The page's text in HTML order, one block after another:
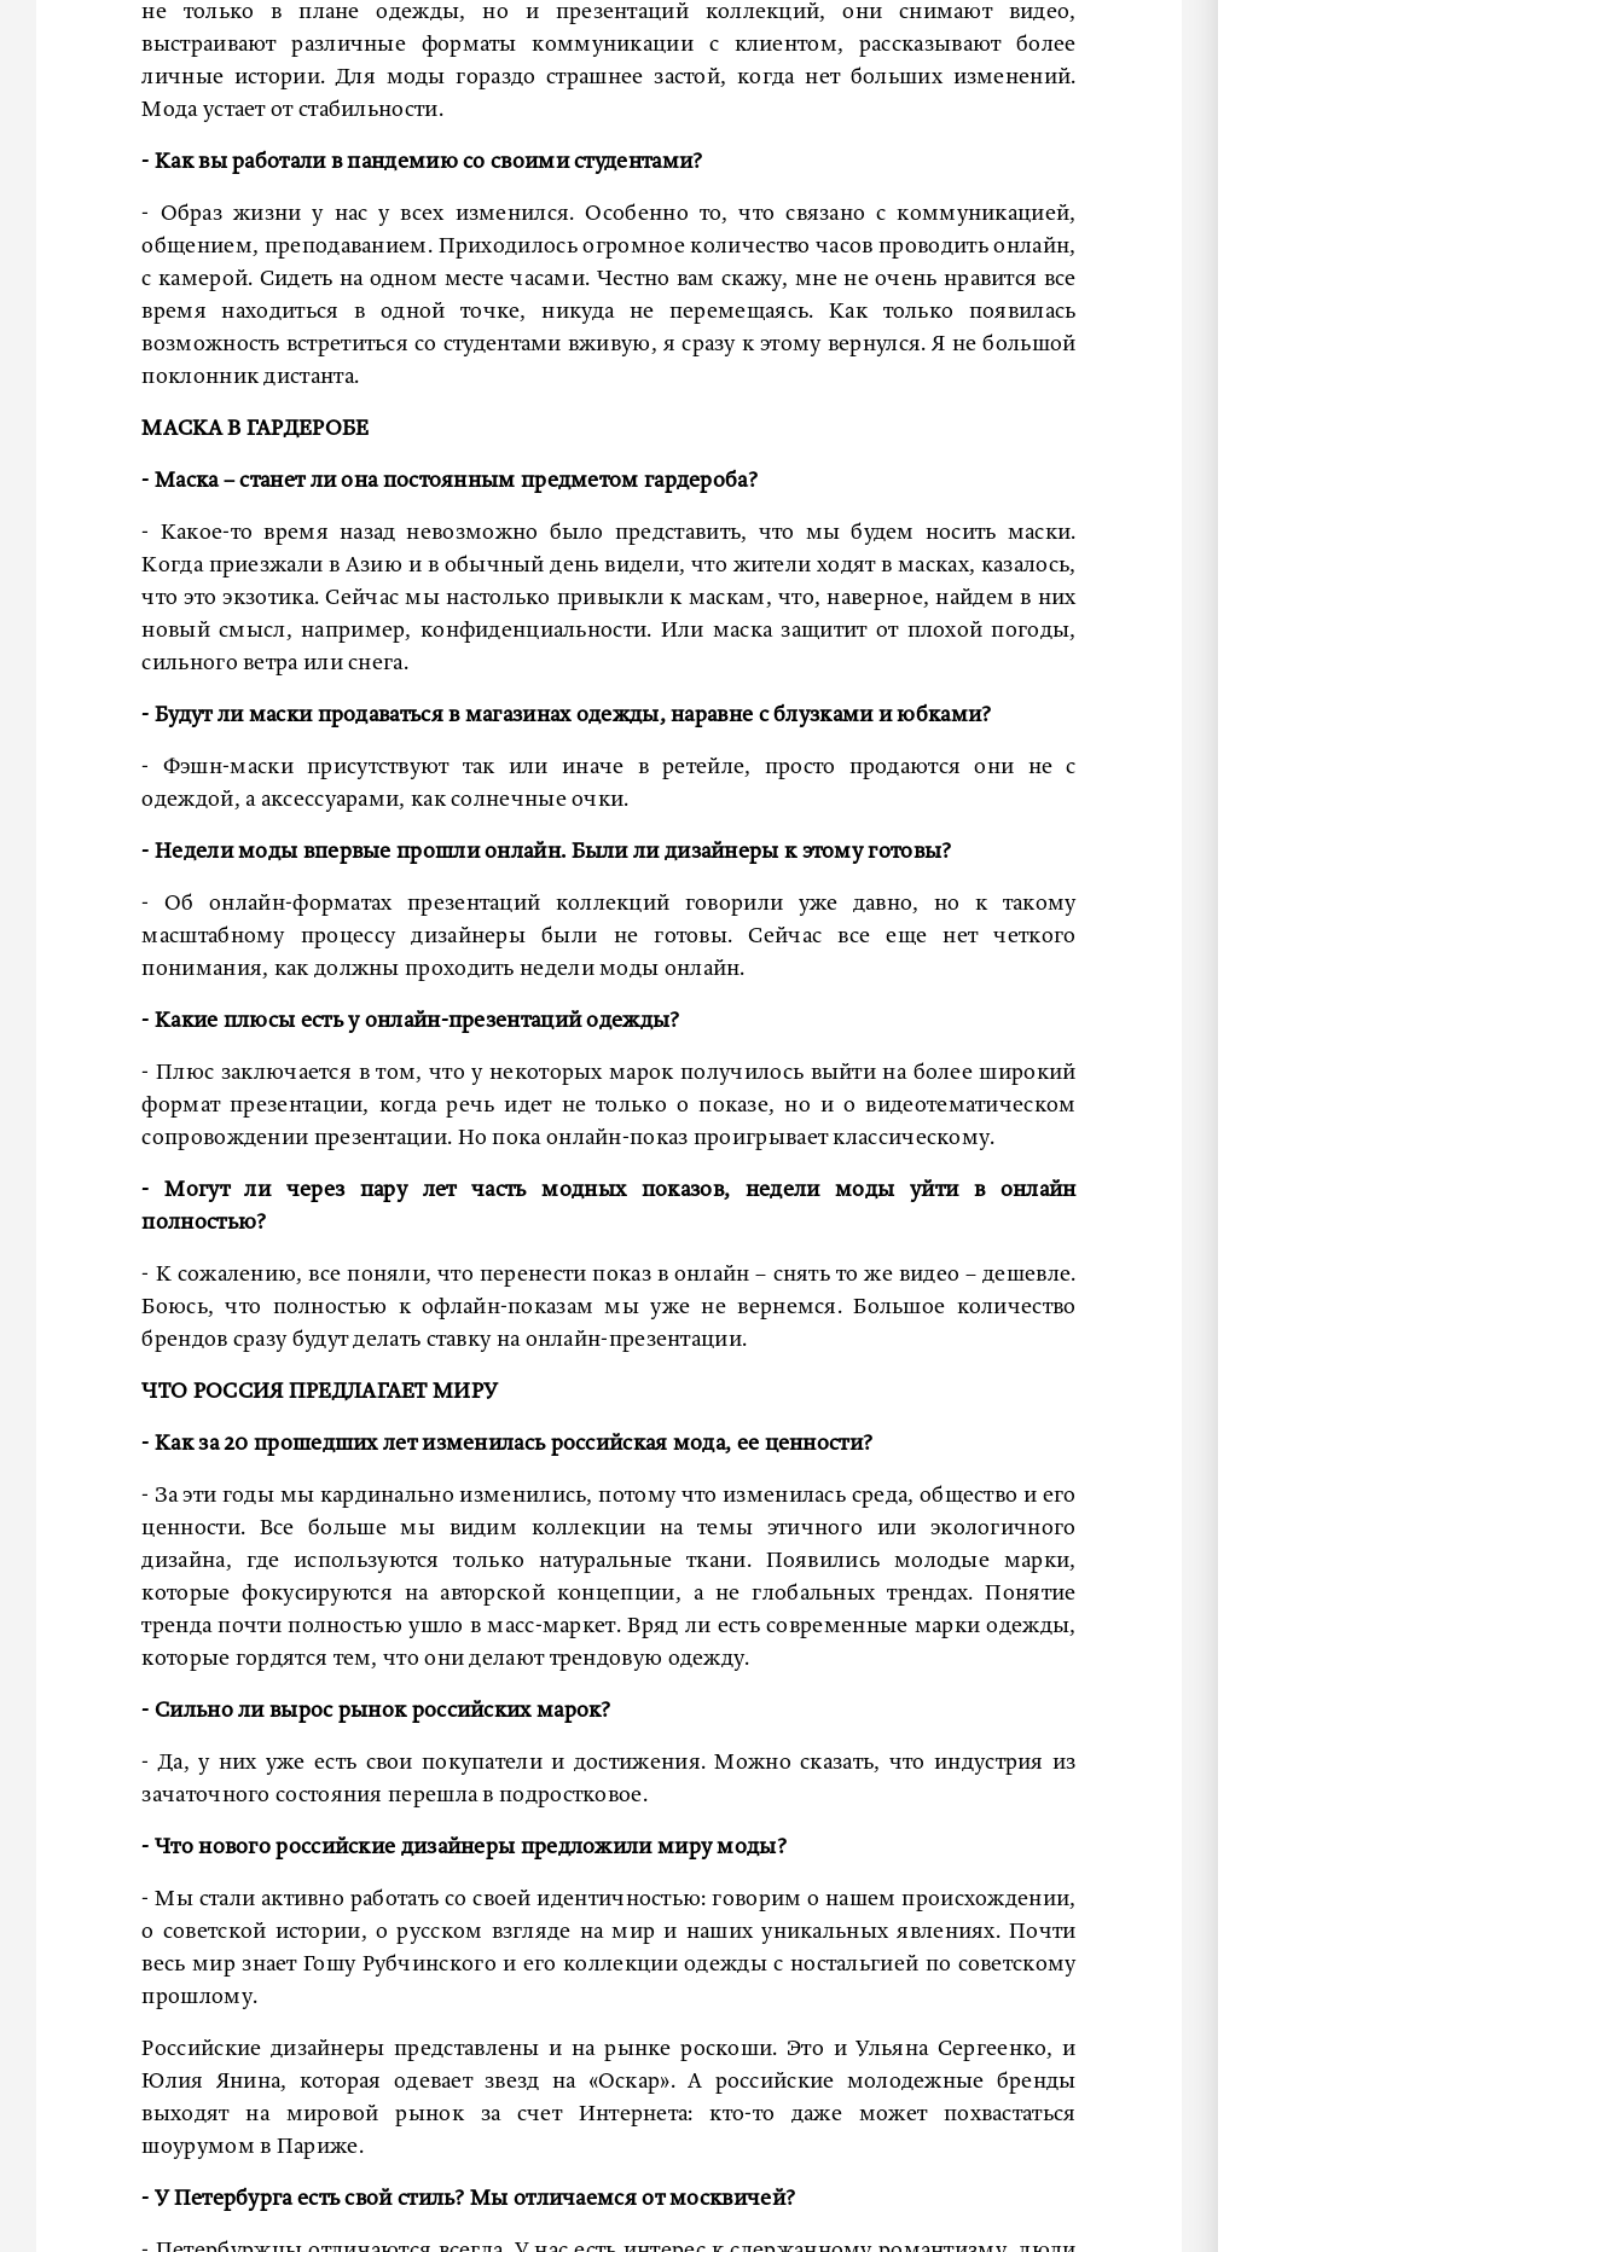
не только в плане одежды, но и презентаций коллекций, они снимают видео,
выстраивают различные форматы коммуникации с клиентом, рассказывают более
личные истории. Для моды гораздо страшнее застой, когда нет больших изменений.
Мода устает от стабильности.
- Как вы работали в пандемию со своими студентами?
- Образ жизни у нас у всех изменился. Особенно то, что связано с коммуникацией,
общением, преподаванием. Приходилось огромное количество часов проводить онлайн,
с камерой. Сидеть на одном месте часами. Честно вам скажу, мне не очень нравится все
время находиться в одной точке, никуда не перемещаясь. Как только появилась
возможность встретиться со студентами вживую, я сразу к этому вернулся. Я не большой
поклонник дистанта.
МАСКА В ГАРДЕРОБЕ
- Маска – станет ли она постоянным предметом гардероба?
- Какое-то время назад невозможно было представить, что мы будем носить маски.
Когда приезжали в Азию и в обычный день видели, что жители ходят в масках, казалось,
что это экзотика. Сейчас мы настолько привыкли к маскам, что, наверное, найдем в них
новый смысл, например, конфиденциальности. Или маска защитит от плохой погоды,
сильного ветра или снега.
- Будут ли маски продаваться в магазинах одежды, наравне с блузками и юбками?
- Фэшн-маски присутствуют так или иначе в ретейле, просто продаются они не с
одеждой, а аксессуарами, как солнечные очки.
- Недели моды впервые прошли онлайн. Были ли дизайнеры к этому готовы?
- Об онлайн-форматах презентаций коллекций говорили уже давно, но к такому
масштабному процессу дизайнеры были не готовы. Сейчас все еще нет четкого
понимания, как должны проходить недели моды онлайн.
- Какие плюсы есть у онлайн-презентаций одежды?
- Плюс заключается в том, что у некоторых марок получилось выйти на более широкий
формат презентации, когда речь идет не только о показе, но и о видеотематическом
сопровождении презентации. Но пока онлайн-показ проигрывает классическому.
- Могут ли через пару лет часть модных показов, недели моды уйти в онлайн
полностью?
- К сожалению, все поняли, что перенести показ в онлайн – снять то же видео – дешевле.
Боюсь, что полностью к офлайн-показам мы уже не вернемся. Большое количество
брендов сразу будут делать ставку на онлайн-презентации.
ЧТО РОССИЯ ПРЕДЛАГАЕТ МИРУ
- Как за 20 прошедших лет изменилась российская мода, ее ценности?
- За эти годы мы кардинально изменились, потому что изменилась среда, общество и его
ценности. Все больше мы видим коллекции на темы этичного или экологичного
дизайна, где используются только натуральные ткани. Появились молодые марки,
которые фокусируются на авторской концепции, а не глобальных трендах. Понятие
тренда почти полностью ушло в масс-маркет. Вряд ли есть современные марки одежды,
которые гордятся тем, что они делают трендовую одежду.
- Сильно ли вырос рынок российских марок?
- Да, у них уже есть свои покупатели и достижения. Можно сказать, что индустрия из
зачаточного состояния перешла в подростковое.
- Что нового российские дизайнеры предложили миру моды?
- Мы стали активно работать со своей идентичностью: говорим о нашем происхождении,
о советской истории, о русском взгляде на мир и наших уникальных явлениях. Почти
весь мир знает Гошу Рубчинского и его коллекции одежды с ностальгией по советскому
прошлому.
Российские дизайнеры представлены и на рынке роскоши. Это и Ульяна Сергеенко, и
Юлия Янина, которая одевает звезд на «Оскар». А российские молодежные бренды
выходят на мировой рынок за счет Интернета: кто-то даже может похвастаться
шоурумом в Париже.
- У Петербурга есть свой стиль? Мы отличаемся от москвичей?